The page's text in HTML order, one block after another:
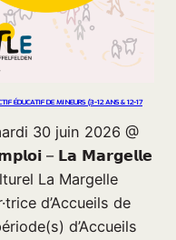
ÉDUCATIF DE MINEURS (3-12 ANS & 12-17
30 juin 2026 @
– 𝗟𝗮 𝗠𝗮𝗿𝗴𝗲𝗹𝗹𝗲
La Margelle
d’Accueils de
d’Accueils